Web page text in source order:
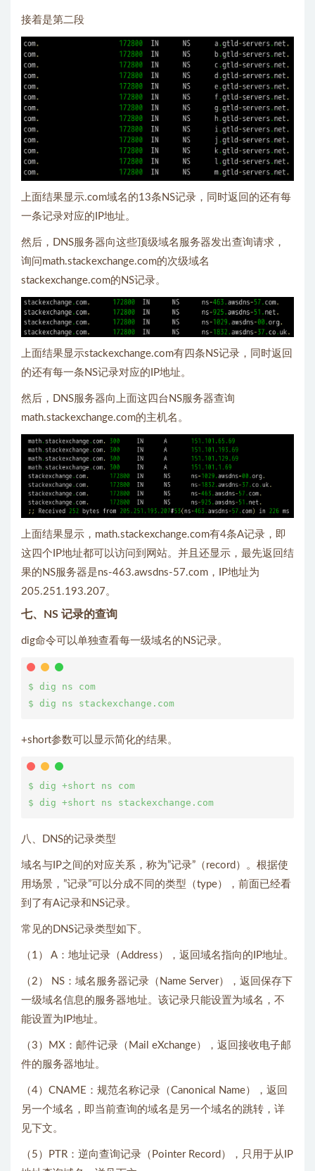
接着是第二段
上面结果显示.com域名的13条NS记录，同时返回的还有每
一条记录对应的IP地址。
然后，DNS服务器向这些顶级域名服务器发出查询请求，
询问math.stackexchange.com的次级域名
stackexchange.com的NS记录。
上面结果显示stackexchange.com有四条NS记录，同时返回
的还有每一条NS记录对应的IP地址。
然后，DNS服务器向上面这四台NS服务器查询
math.stackexchange.com的主机名。
上面结果显示，math.stackexchange.com有4条A记录，即
这四个IP地址都可以访问到网站。并且还显示，最先返回结
果的NS服务器是ns-463.awsdns-57.com，IP地址为
205.251.193.207。
七、NS 记录的查询
dig命令可以单独查看每一级域名的NS记录。
$ dig ns com
+short参数可以显示简化的结果。
$ dig +short ns com
八、DNS的记录类型
域名与IP之间的对应关系，称为”记录”（record）。根据使
用场景，”记录”可以分成不同的类型（type），前面已经看
到了有A记录和NS记录。
常见的DNS记录类型如下。
（1） A：地址记录（Address），返回域名指向的IP地址。
（2） NS：域名服务器记录（Name Server），返回保存下
一级域名信息的服务器地址。该记录只能设置为域名，不
能设置为IP地址。
（3）MX：邮件记录（Mail eXchange），返回接收电子邮
件的服务器地址。
（4）CNAME：规范名称记录（Canonical Name），返回
另一个域名，即当前查询的域名是另一个域名的跳转，详
见下文。
（5）PTR：逆向查询记录（Pointer Record），只用于从IP